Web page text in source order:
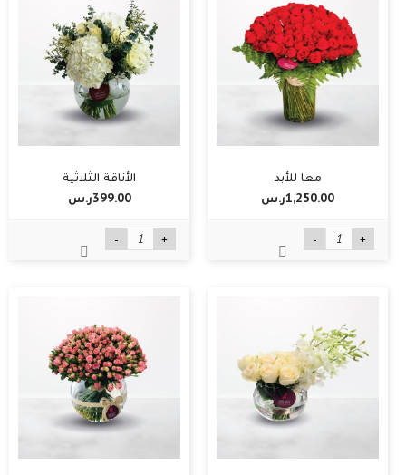
معا للأبد
1,250.00ر.س‏
- +
الأناقة الثلاثية
399.00ر.س‏
- +